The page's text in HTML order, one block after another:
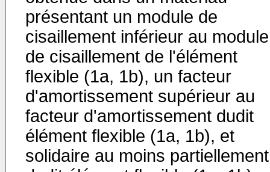
présentant un module de
cisaillement inférieur au module
de cisaillement de l'élément
flexible (1a, 1b), un facteur
d'amortissement supérieur au
facteur d'amortissement dudit
élément flexible (1a, 1b), et
solidaire au moins partiellement